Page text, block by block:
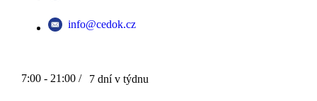
info@cedok.cz
7:00 - 21:00 / 7 dní v týdnu